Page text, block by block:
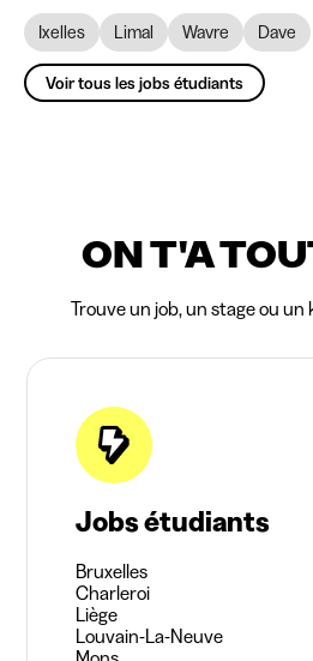
Ixelles Limal Wavre Dave
Voir tous les jobs étudiants
ON T'A
Trouve un job, un stage ou un
Jobs étudiants
Bruxelles
Charleroi
Liège
Louvain-La-Neuve